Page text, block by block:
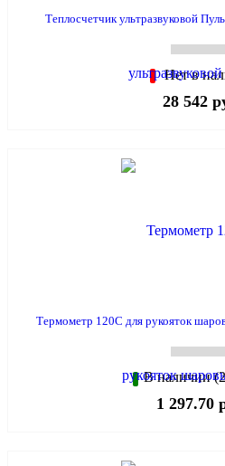
Теплосчетчик ультразвуковой
Нет в
28 542
Термометр 120С для рукояток
В наличии
1 297.70